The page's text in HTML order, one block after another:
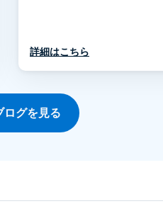
詳細はこちら
グを見る